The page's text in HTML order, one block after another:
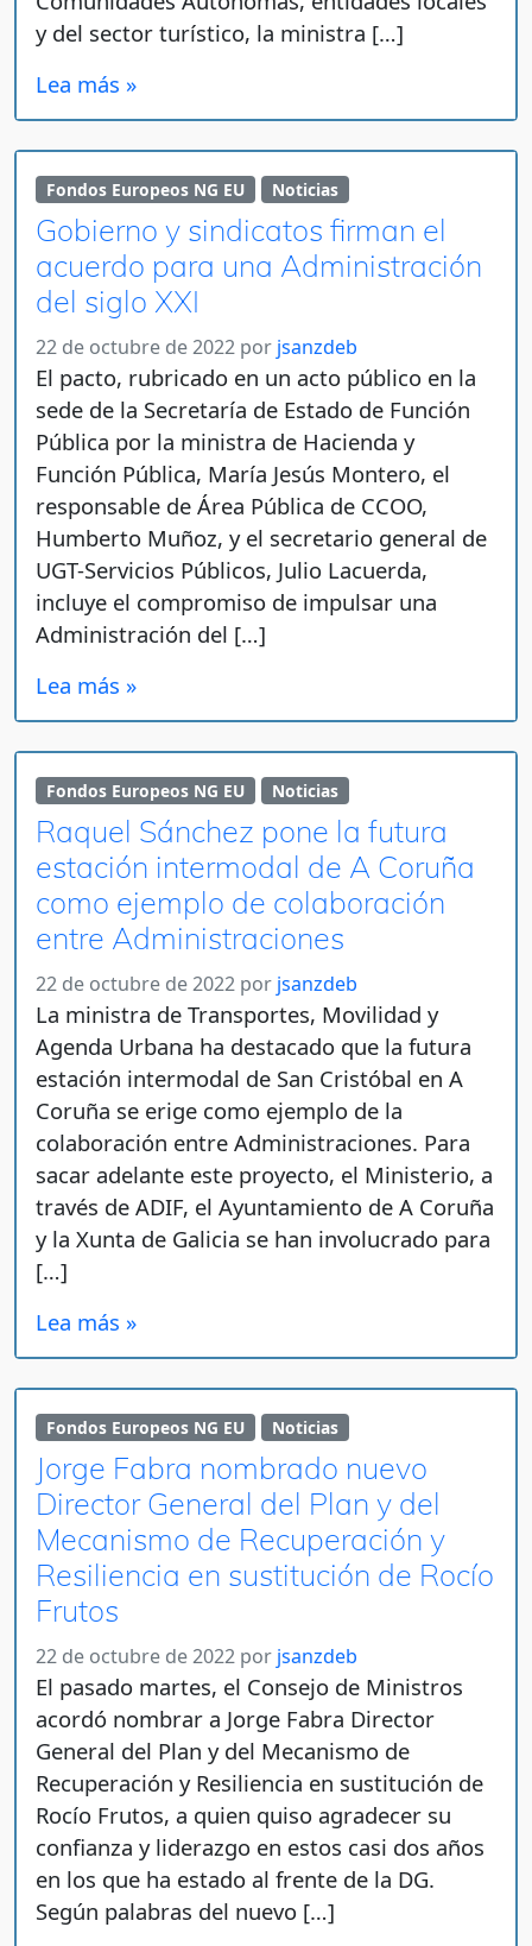
y del sector turístico, la ministra […]
Lea más »
Fondos Europeos NG EU Noticias
Gobierno y sindicatos firman el
acuerdo para una Administración
del siglo XXI
22 de octubre de 2022 por jsanzdeb
El pacto, rubricado en un acto público en la
sede de la Secretaría de Estado de Función
Pública por la ministra de Hacienda y
Función Pública, María Jesús Montero, el
responsable de Área Pública de CCOO,
Humberto Muñoz, y el secretario general de
UGT-Servicios Públicos, Julio Lacuerda,
incluye el compromiso de impulsar una
Administración del […]
Lea más »
Fondos Europeos NG EU Noticias
Raquel Sánchez pone la futura
estación intermodal de A Coruña
como ejemplo de colaboración
entre Administraciones
22 de octubre de 2022 por jsanzdeb
La ministra de Transportes, Movilidad y
Agenda Urbana ha destacado que la futura
estación intermodal de San Cristóbal en A
Coruña se erige como ejemplo de la
colaboración entre Administraciones. Para
sacar adelante este proyecto, el Ministerio, a
través de ADIF, el Ayuntamiento de A Coruña
y la Xunta de Galicia se han involucrado para
[…]
Lea más »
Fondos Europeos NG EU Noticias
Jorge Fabra nombrado nuevo
Director General del Plan y del
Mecanismo de Recuperación y
Resiliencia en sustitución de Rocío
Frutos
22 de octubre de 2022 por jsanzdeb
El pasado martes, el Consejo de Ministros
acordó nombrar a Jorge Fabra Director
General del Plan y del Mecanismo de
Recuperación y Resiliencia en sustitución de
Rocío Frutos, a quien quiso agradecer su
confianza y liderazgo en estos casi dos años
en los que ha estado al frente de la DG.
Según palabras del nuevo […]